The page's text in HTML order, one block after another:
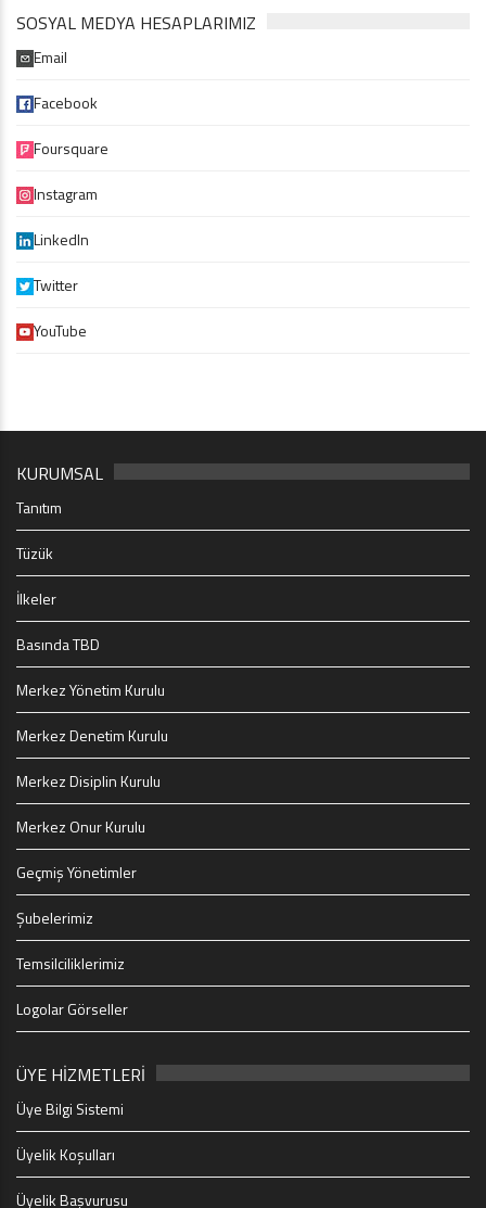
SOSYAL MEDYA HESAPLARIMIZ
Email
Facebook
Foursquare
Instagram
LinkedIn
Twitter
YouTube
KURUMSAL
Tanıtım
Tüzük
İlkeler
Basında TBD
Merkez Yönetim Kurulu
Merkez Denetim Kurulu
Merkez Disiplin Kurulu
Merkez Onur Kurulu
Geçmiş Yönetimler
Şubelerimiz
Temsilciliklerimiz
Logolar Görseller
ÜYE HİZMETLERİ
Üye Bilgi Sistemi
Üyelik Koşulları
Üyelik Başvurusu